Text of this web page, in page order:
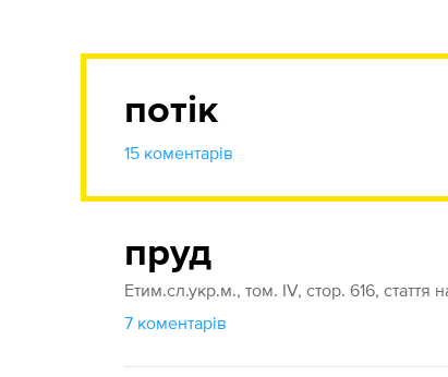
потік
15 коментарів
пруд
Етим.сл.укр.м., том. IV, стор. 616, стаття
7 коментарів